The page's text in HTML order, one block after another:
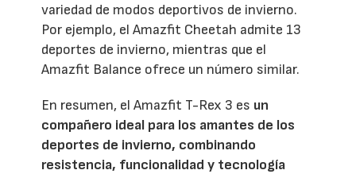
variedad de modos deportivos de invierno.
Por ejemplo, el Amazfit Cheetah admite 13
deportes de invierno, mientras que el
Amazfit Balance ofrece un número similar.
En resumen, el Amazfit T-Rex 3 es un
compañero ideal para los amantes de los
deportes de invierno, combinando
resistencia, funcionalidad y tecnología